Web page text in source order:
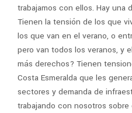
trabajamos con ellos. Hay una
Tienen la tensión de los que
los que van en el verano, o
pero van todos los veranos, y
más derechos? Tienen
Costa Esmeralda que les
sectores y demanda de
trabajando con nosotros sobre